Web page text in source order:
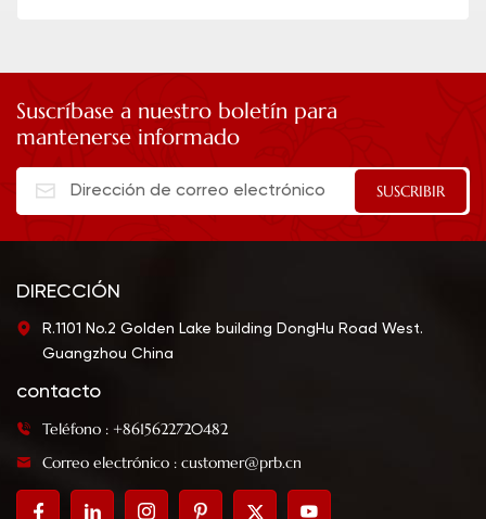
Suscríbase a nuestro boletín para
mantenerse informado
DIRECCIÓN
R.1101 No.2 Golden Lake building DongHu Road West.
Guangzhou China
contacto
Teléfono : +8615622720482
Correo electrónico : customer@prb.cn